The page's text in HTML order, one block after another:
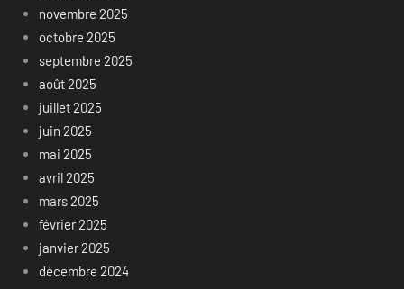
novembre 2025
octobre 2025
septembre 2025
août 2025
juillet 2025
juin 2025
mai 2025
avril 2025
mars 2025
février 2025
janvier 2025
décembre 2024